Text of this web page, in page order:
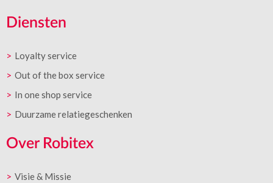
Diensten
Loyalty service
Out of the box service
In one shop service
Duurzame relatiegeschenken
Over Robitex
Visie & Missie